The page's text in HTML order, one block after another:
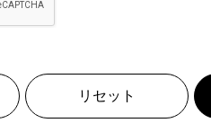
リセット